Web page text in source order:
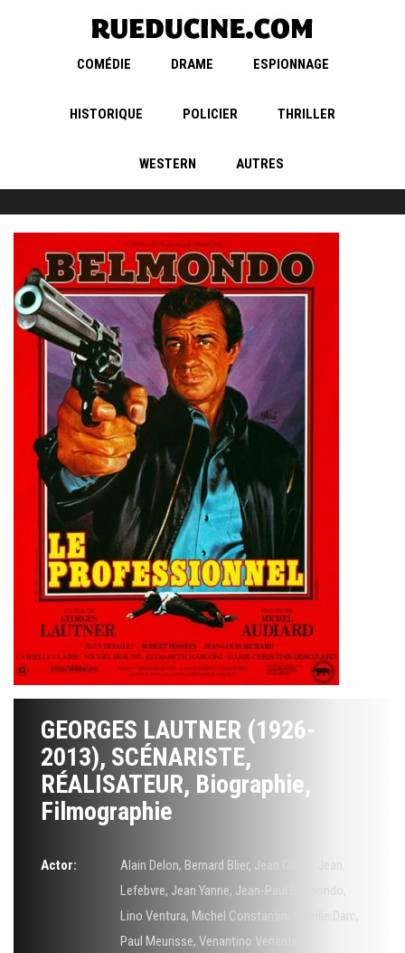
COMÉDIE DRAME ESPIONNAGE
HISTORIQUE POLICIER THRILLER
WESTERN AUTRES
GEORGES LAUTNER (1926-
2013), SCÉNARISTE,
RÉALISATEUR, Biographie,
Filmographie
Actor: Alain Delon, Bernard Blier, Jean Gabin
Lefebvre, Jean Yanne, Jean-Paul Belmondo
Lino Ventura, Michel Constantin Mireille Darc,
Paul Meurisse, Venantino Venantini